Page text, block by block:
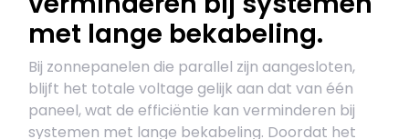
met lange bekabeling.
Bij zonnepanelen die parallel zijn aangesloten,
blijft het totale voltage gelijk aan dat van één
paneel, wat de efficiëntie kan verminderen bij
systemen met lange bekabeling. Doordat het